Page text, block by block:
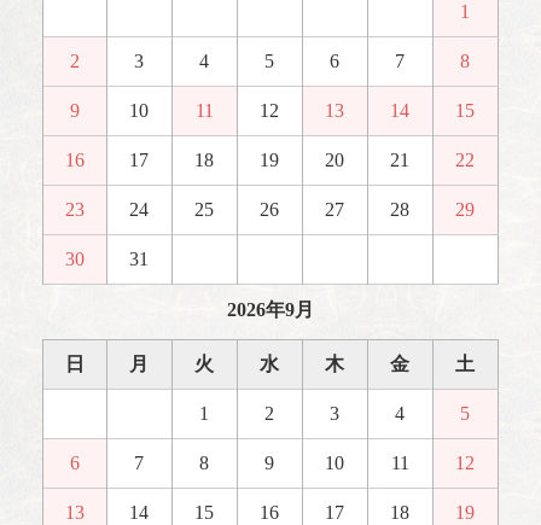
1
2 3 4 5 6 7 8
9 10 11 12 13 14 15
16 17 18 19 20 21 22
23 24 25 26 27 28 29
30 31
2026年9月
日 月 火 水 木 金 土
1 2 3 4 5
6 7 8 9 10 11 12
13 14 15 16 17 18 19